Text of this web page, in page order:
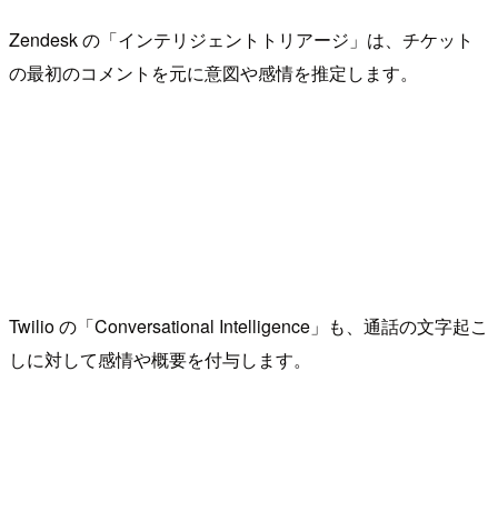
Zendesk の「インテリジェントトリアージ」は、チケット
の最初のコメントを元に意図や感情を推定します。
Twilio の「Conversational Intelligence」も、通話の文字起こ
しに対して感情や概要を付与します。